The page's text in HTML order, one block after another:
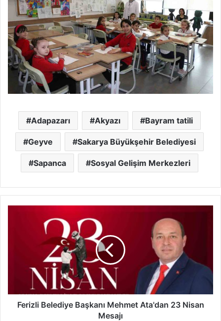
Adapazarı Akyazı Bayram tatili
Geyve Sakarya Büyükşehir Belediyesi
Sapanca Sosyal Gelişim Merkezleri
Ferizli Belediye Başkanı Mehmet Ata'dan 23 Nisan
Mesajı